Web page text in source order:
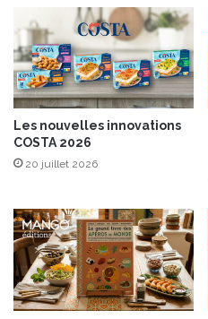
u
e
f
o
r
t
A
O
o
c
é
t
e
s
t
o
a
u
x
n
i
x
Les nouvelles innovations
COSTA 2026
20 juillet 2026